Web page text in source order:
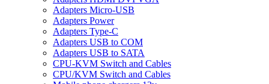
Adapters Micro-USB
Adapters Power
Adapters Type-C
Adapters USB to COM
Adapters USB to SATA
CPU-KVM Switch and Cables
CPU/KVM Switch and Cables